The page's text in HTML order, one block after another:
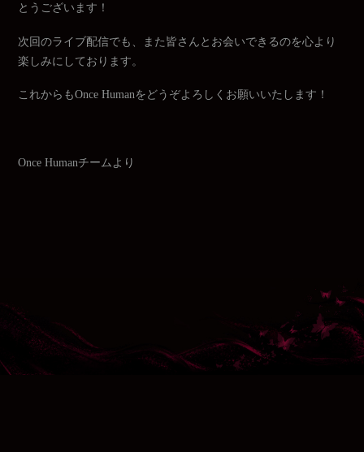
とうございます！
次回のライブ配信でも、また皆さんとお会いできるのを心より
楽しみにしております。
これからもOnce Humanをどうぞよろしくお願いいたします！
Once Humanチームより